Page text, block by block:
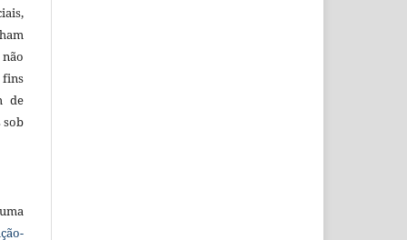
de
sob